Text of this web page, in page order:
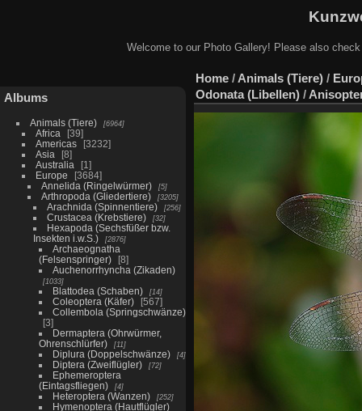
Welcome to our Photo Gallery! Please also
Albums
Animals (Tiere) 6964
Africa
39
Americas
3232
Asia
8
Australia
1
Europe
3684
Annelida (Ringelwürmer)
5
Arthropoda (Gliedertiere) 3205
Arachnida (Spinnentiere) 256
Crustacea (Krebstiere) 32
Hexapoda (Sechsfüßer bzw.
Insekten i.w.S.)
2876
Archaeognatha
(Felsenspringer)
8
Auchenorrhyncha (Zikaden)
1033
Blattodea (Schaben) 14
Coleoptera (Käfer)
567
Collembola (Springschwänze)
3
Dermaptera (Ohrwürmer,
Ohrenschlürfer)
11
Diplura (Doppelschwänze) 4
Diptera (Zweiflügler) 72
Ephemeroptera
(Eintagsfliegen)
4
Heteroptera (Wanzen) 252
Hymenoptera (Hautflügler)
Home / Animals (Tiere) /
Odonata (Libellen) /